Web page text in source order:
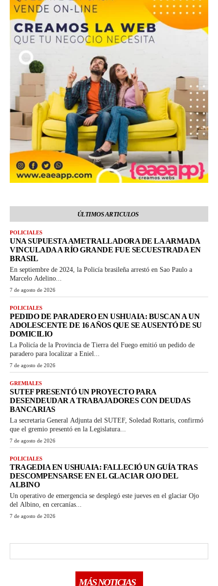
ÚLTIMOS ARTICULOS
POLICIALES
UNA SUPUESTA AMETRALLADORA DE LA ARMADA
VINCULADA A RÍO GRANDE FUE SECUESTRADA EN
BRASIL
En septiembre de 2024, la Policía brasileña arrestó en Sao Paulo a
Marcelo Adelino...
7 de agosto de 2026
POLICIALES
PEDIDO DE PARADERO EN USHUAIA: BUSCAN A UN
ADOLESCENTE DE 16 AÑOS QUE SE AUSENTÓ DE SU
DOMICILIO
La Policía de la Provincia de Tierra del Fuego emitió un pedido de
paradero para localizar a Eniel...
7 de agosto de 2026
GREMIALES
SUTEF PRESENTÓ UN PROYECTO PARA
DESENDEUDAR A TRABAJADORES CON DEUDAS
BANCARIAS
La secretaria General Adjunta del SUTEF, Soledad Rottaris, confirmó
que el gremio presentó en la Legislatura...
7 de agosto de 2026
POLICIALES
TRAGEDIA EN USHUAIA: FALLECIÓ UN GUÍA TRAS
DESCOMPENSARSE EN EL GLACIAR OJO DEL
ALBINO
Un operativo de emergencia se desplegó este jueves en el glaciar Ojo
del Albino, en cercanías...
7 de agosto de 2026
MÁS NOTICIAS